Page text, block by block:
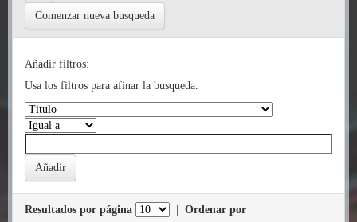
Comenzar nueva busqueda
Añadir filtros:
Usa los filtros para afinar la busqueda.
Resultados por página
Ordenar por